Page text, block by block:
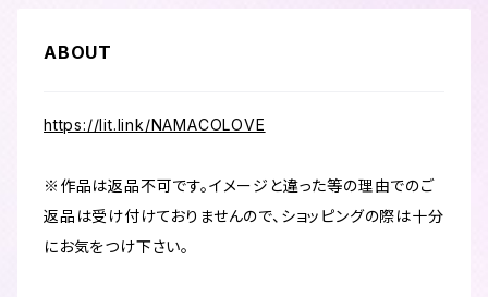
ABOUT
https://lit.link/NAMACOLOVE
※作品は返品不可です。イメージと違った等の理由でのご
返品は受け付けておりませんので、ショッピングの際は十分
にお気をつけ下さい。